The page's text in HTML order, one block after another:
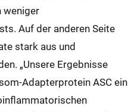
weniger
Auf der anderen Seite
stark aus und
„Unsere Ergebnisse
Adapterprotein ASC ein